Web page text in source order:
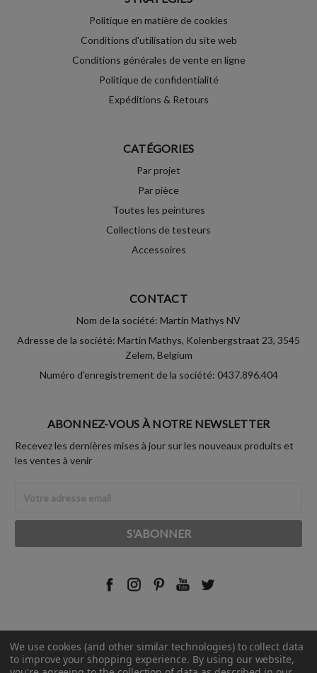
Politique en matière de cookies
Conditions d'utilisation du site web
Conditions générales de vente en ligne
Politique de confidentialité
Expéditions & Retours
CATÉGORIES
Par projet
Par pièce
Toutes les peintures
Collections de testeurs
Accessoires
CONTACT
Nom de la société: Martin Mathys NV
Adresse de la société: Martin Mathys, Kolenbergstraat 23, 3545
Zelem, Belgium
Numéro d'enregistrement de la société: 0437.896.404
ABONNEZ-VOUS À NOTRE NEWSLETTER
Recevez les dernières mises à jour sur les nouveaux produits et
les ventes à venir
Email
© 2026 Rust-Oleum France.
We use cookies (and other similar technologies) to collect data
to improve your shopping experience. By using our website,